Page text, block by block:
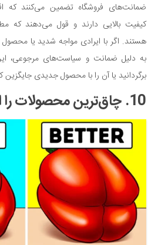
ضمانت‌های فروشگاه تضمین می‌کنند که
کیفیت بالایی دارند و قول می‌دهند که
هستند. اگر با ایرادی مواجه شدید یا محصول
به دلیل ضمانت و سیاست‌های مرجوعی،
برگردانید یا آن را با محصول جدیدی جایگزین
10. چاق‌ترین محصولات را انتخاب کنید